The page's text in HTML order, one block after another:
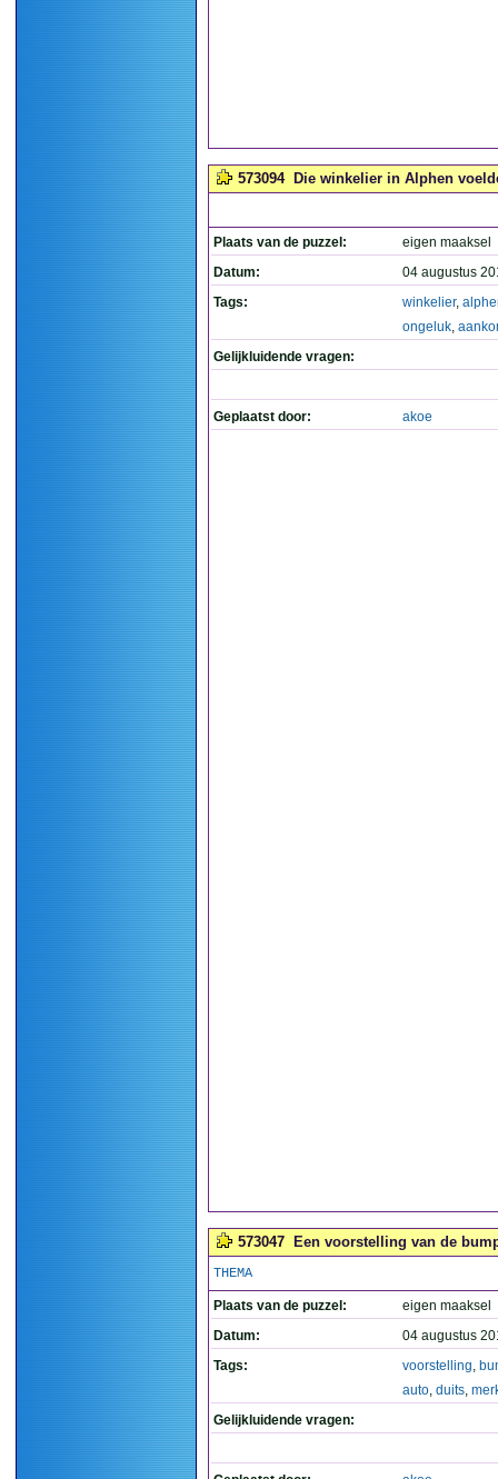
573094 Die winkelier in Alphen
Plaats van de puzzel:
eigen maaksel
Datum:
04 augustus
Tags:
winkelier,
ongeluk,
Gelijkluidende vragen:
Geplaatst door: akoe
573047 Een voorstelling van de
THEMA
Plaats van de puzzel:
eigen maaksel
Datum:
04 augustus
Tags:
voorstelling,
auto, duits,
Gelijkluidende vragen: